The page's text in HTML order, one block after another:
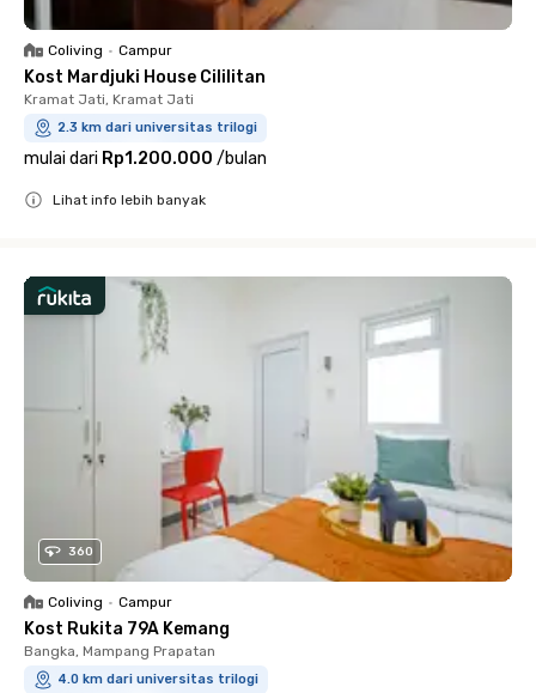
Coliving • Campur
Kost Mardjuki House Cililitan
Kramat Jati, Kramat Jati
2.3 km dari universitas trilogi
mulai dari Rp1.200.000 /bulan
Lihat info lebih banyak
360
Coliving • Campur
Kost Rukita 79A Kemang
Bangka, Mampang Prapatan
4.0 km dari universitas trilogi